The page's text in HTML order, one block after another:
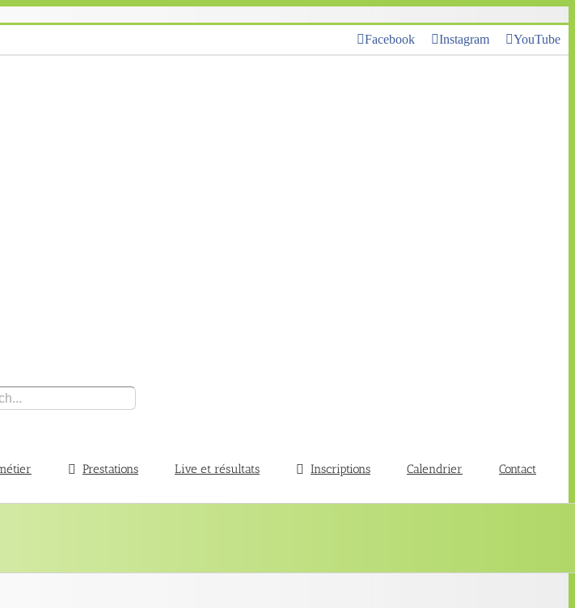
Facebook Instagram YouTube
Prestations Live et résultats Inscriptions Calendrier Contact